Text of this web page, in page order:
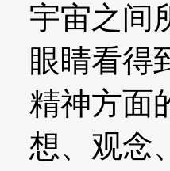
宇宙之间
眼睛看得
精神方面
想、观念